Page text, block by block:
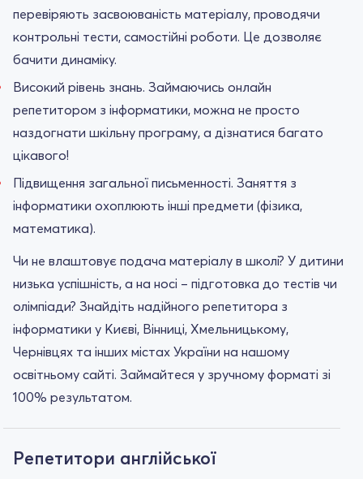
перевіряють засвоюваність матеріалу, проводячи
контрольні тести, самостійні роботи. Це дозволяє
бачити динаміку.
Високий рівень знань. Займаючись онлайн
репетитором з інформатики, можна не просто
наздогнати шкільну програму, а дізнатися багато
цікавого!
Підвищення загальної письменності. Заняття з
інформатики охоплюють інші предмети (фізика,
математика).
Чи не влаштовує подача матеріалу в школі? У дитини
низька успішність, а на носі – підготовка до тестів чи
олімпіади? Знайдіть надійного репетитора з
інформатики у Києві, Вінниці, Хмельницькому,
Чернівцях та інших містах України на нашому
освітньому сайті. Займайтеся у зручному форматі зі
100% результатом.
Репетитори англійської